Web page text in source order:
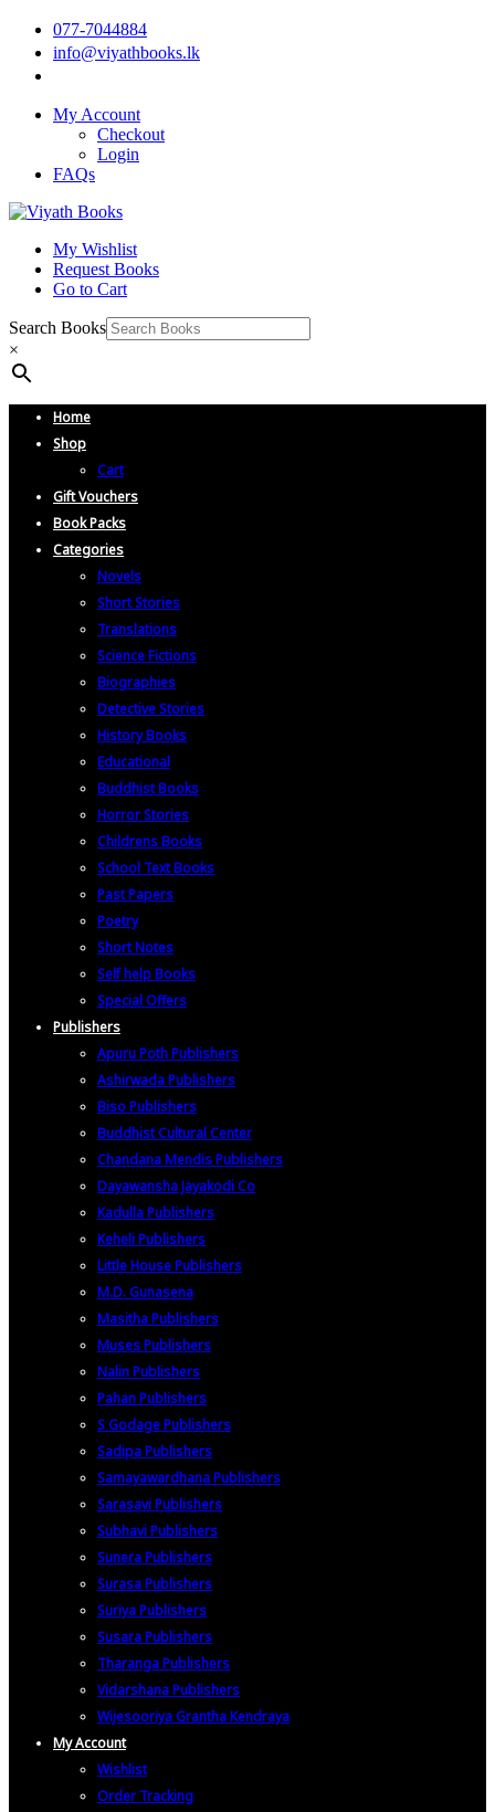
077-7044884
info@viyathbooks.lk
My Account
Checkout
Login
FAQs
My Wishlist
Request Books
Go to Cart
Search Books
×
Home
Shop
Cart
Gift Vouchers
Book Packs
Categories
Novels
Short Stories
Translations
Science Fictions
Biographies
Detective Stories
History Books
Educational
Buddhist Books
Horror Stories
Childrens Books
School Text Books
Past Papers
Poetry
Short Notes
Self help Books
Special Offers
Publishers
Apuru Poth Publishers
Ashirwada Publishers
Biso Publishers
Buddhist Cultural Center
Chandana Mendis Publishers
Dayawansha Jayakodi Co
Kadulla Publishers
Keheli Publishers
Little House Publishers
M.D. Gunasena
Masitha Publishers
Muses Publishers
Nalin Publishers
Pahan Publishers
S Godage Publishers
Sadipa Publishers
Samayawardhana Publishers
Sarasavi Publishers
Subhavi Publishers
Sunera Publishers
Surasa Publishers
Suriya Publishers
Susara Publishers
Tharanga Publishers
Vidarshana Publishers
Wijesooriya Grantha Kendraya
My Account
Wishlist
Order Tracking